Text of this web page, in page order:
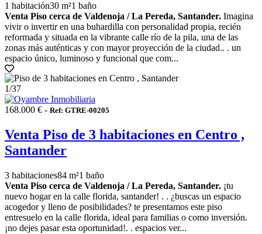
1 habitación30 m²1 baño
Venta Piso cerca de Valdenoja / La Pereda, Santander. Imagina
vivir o invertir en una buhardilla con personalidad propia, recién
reformada y situada en la vibrante calle río de la pila, una de las
zonas más auténticas y con mayor proyección de la ciudad.. . un
espacio único, luminoso y funcional que com...
1/37
168.000 € - Ref: GTRE-00205
Venta Piso de 3 habitaciones en Centro ,
Santander
3 habitaciones84 m²1 baño
Venta Piso cerca de Valdenoja / La Pereda, Santander. ¡tu
nuevo hogar en la calle florida, santander! . . ¿buscas un espacio
acogedor y lleno de posibilidades? te presentamos este piso
entresuelo en la calle florida, ideal para familias o como inversión.
¡no dejes pasar esta oportunidad!. . espacios ver...